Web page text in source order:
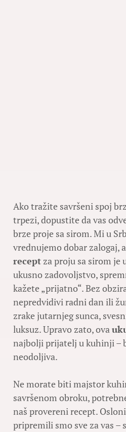
Ako tražite savršeni spoj
trpezi, dopustite da vas
brze proje sa sirom. Mi u
vrednujemo dobar zalogaj, a
receptza proju sa sirom je
ukusno zadovoljstvo,
kažete „prijatno“. Bez
nepredvidivi radni dan ili
zrake jutarnjeg sunca,
luksuz. Upravo zato, ova
najbolji prijatelj u kuhinji –
neodoljiva.
Ne morate biti majstor
savršenom obroku,
naš provereni recept.
pripremili smo sve za vas –